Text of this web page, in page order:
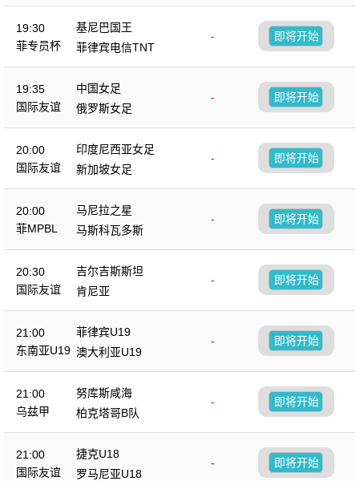
19:30
菲专员杯
基尼巴国王
-
菲律宾电信TNT
即将开始
19:35
国际友谊
中国女足
-
俄罗斯女足
即将开始
20:00
国际友谊
印度尼西亚女足
-
新加坡女足
即将开始
20:00
菲MPBL
马尼拉之星
-
马斯科瓦多斯
即将开始
20:30
国际友谊
吉尔吉斯斯坦
-
肯尼亚
即将开始
21:00
东南亚U19
菲律宾U19
-
澳大利亚U19
即将开始
21:00
乌兹甲
努库斯咸海
-
柏克塔哥B队
即将开始
21:00
国际友谊
捷克U18
-
罗马尼亚U18
即将开始